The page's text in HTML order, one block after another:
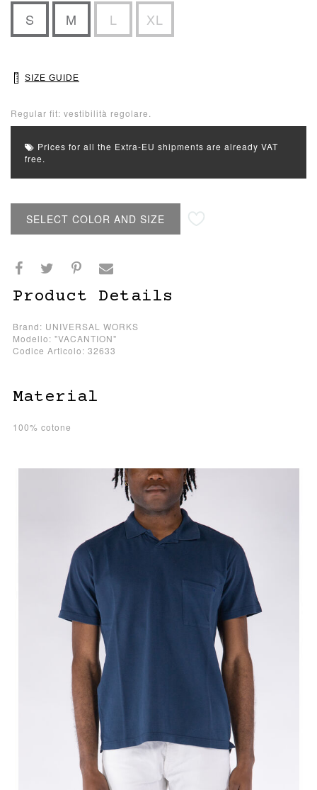
S M L XL
SIZE GUIDE
Regular fit: vestibilità regolare.
Prices for all the Extra-EU shipments are already VAT
free.
SELECT COLOR AND SIZE
Product Details
Brand: UNIVERSAL WORKS
Modello: "VACANTION"
Codice Articolo: 32633
Material
100% cotone